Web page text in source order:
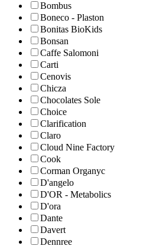
Bombus
Boneco - Plaston
Bonitas BioKids
Bonsan
Caffe Salomoni
Carti
Cenovis
Chicza
Chocolates Sole
Choice
Clarification
Claro
Cloud Nine Factory
Cook
Corman Organyc
D'angelo
D'OR - Metabolics
D'ora
Dante
Davert
Dennree